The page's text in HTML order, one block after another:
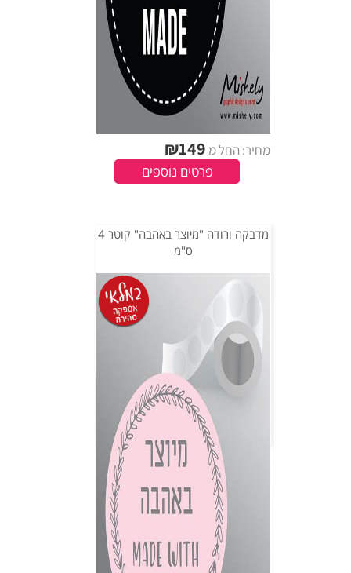
מחיר: החל מ ₪149
פרטים נוספים
מדבקה ורודה "מיוצר באהבה" קוטר 4
ס"מ